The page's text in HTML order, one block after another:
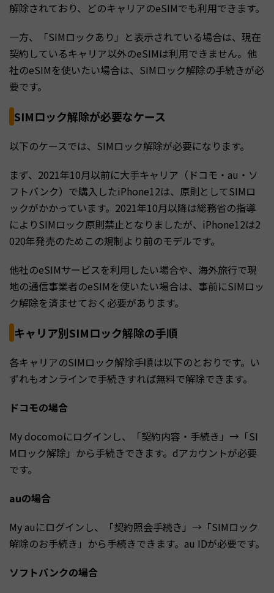
解除されており、どのキャリアのeSIMでも利用できます。
一方、「SIMロックあり」と表示されている場合は、現在
契約しているキャリア以外のeSIMは利用できません。他
社のeSIMを使いたい場合は、SIMロック解除の手続きが必
要です。
SIMロック解除が必要なケース
以下のケースでは、SIMロック解除が必要になります。
まず、2021年10月以前に大手キャリア（ドコモ・au・ソ
フトバンク）で購入したiPhone12は、原則としてSIMロ
ックがかかっています。2021年10月以降は総務省の指導
によりSIMロック原則禁止となりましたが、iPhone12は2
020年発売のためこの規制より前のモデルです。
他社のeSIMサービスを利用したい場合や、海外旅行で現
地の通信事業者のeSIMを使いたい場合は、事前にSIMロッ
ク解除を済ませておく必要があります。
キャリア別SIMロック解除の手順
各キャリアのSIMロック解除手順は以下のとおりです。い
ずれもオンラインで手続きすれば無料で解除できます。
ドコモの場合
My docomoにログインし、「契約内容・手続き」→「SI
Mロック解除」から手続きできます。dアカウントが必要
です。
auの場合
My auにログインし、「契約照会手続き」→「SIMロック
解除のお手続き」から手続きできます。au IDが必要です。
ソフトバンクの場合